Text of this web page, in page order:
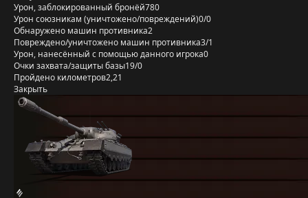
Урон, заблокированный бронёй780
Урон союзникам (уничтожено/повреждений)0/0
Обнаружено машин противника2
Повреждено/уничтожено машин противника3/1
Урон, нанесённый с помощью данного игрока0
Очки захвата/защиты базы19/0
Пройдено километров2,21
Закрыть